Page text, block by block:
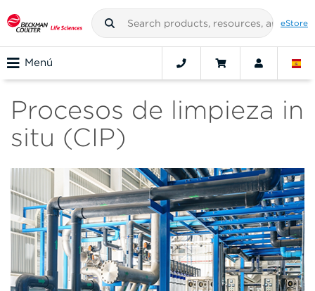
eStore
Menú
Procesos de limpieza in
situ (CIP)